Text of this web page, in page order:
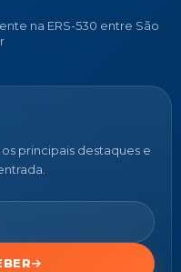
na ERS-530 entre São
principais destaques e